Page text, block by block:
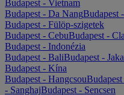
Budapest - Vietnam
Budapest - Da NangBudapest
Budapest - Fülöp-szigetek
Budapest - CebuBudapest -
Budapest - Indonézia
Budapest - BaliBudapest -
Budapest - Kína
Budapest - Hangcsou
- SanghajBudapest - Sencsen